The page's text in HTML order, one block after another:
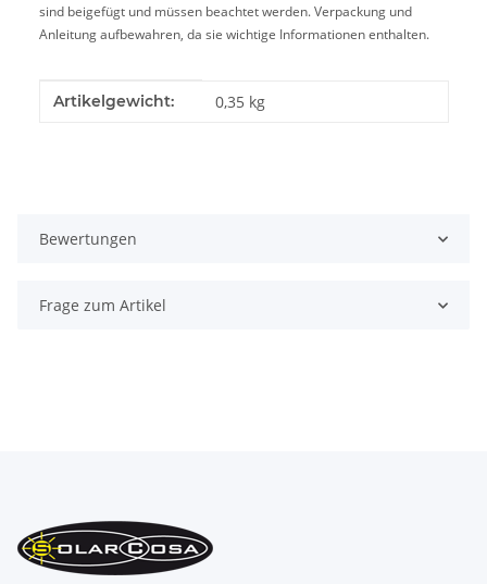
sind beigefügt und müssen beachtet werden. Verpackung und
Anleitung aufbewahren, da sie wichtige Informationen enthalten.
Produkteigenschaft
Wert
Artikelgewicht: 0,35 kg
Bewertungen
Frage zum Artikel